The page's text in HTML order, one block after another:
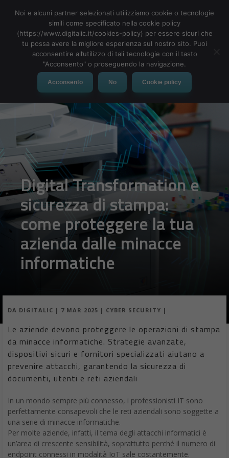
MENU
Digital Transformation e
sicurezza di stampa:
come proteggere la tua
azienda dalle minacce
informatiche
DA DIGITALIC | 7 MAR 2025 | CYBER SECURITY |
Le aziende devono proteggere le operazioni di stampa
da minacce informatiche. Strategie avanzate,
dispositivi sicuri e fornitori specializzati aiutano a
prevenire attacchi, garantendo la sicurezza di
documenti, utenti e reti aziendali
In un mondo sempre più connesso, i professionisti IT sono
perfettamente consapevoli che le reti aziendali sono soggette a
una serie di minacce informatiche.
Per molte aziende, infatti, il tema degli attacchi informatici è
un’area di crescente sensibilità, soprattutto perché il numero di
endpoint connessi in modalità IoT sale costantemente.
Noi e alcuni partner selezionati utilizziamo cookie o tecnologie
simili come specificato nella cookie policy
(https://www.digitalic.it/cookies-policy) per essere sicuri che
tu possa avere la migliore esperienza sul nostro sito. Puoi
acconsentire all’utilizzo di tali tecnologie con il tasto
"Acconsento" o proseguendo la navigazione.
Acconsento No Cookie policy